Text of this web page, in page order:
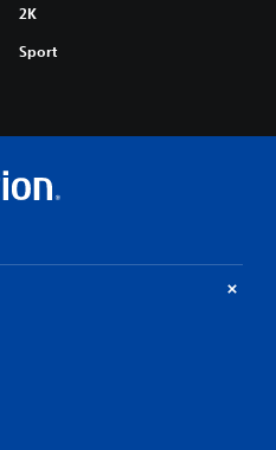
2K
Sport